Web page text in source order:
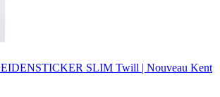
SLIM Twill | Nouveau Kent